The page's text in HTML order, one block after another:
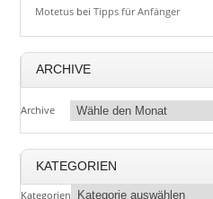
Motetus beiTipps für Anfänger
ARCHIVE
Archive
KATEGORIEN
Kategorien